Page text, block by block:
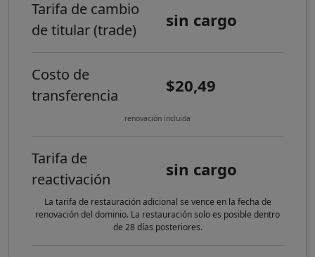
Tarifa de cambio
de titular (trade)
sin cargo
Costo de
transferencia
$20,49
renovación incluida
Tarifa de
reactivación
sin cargo
La tarifa de restauración adicional se vence en la fecha de
renovación del dominio. La restauración solo es posible dentro
de 28 días posteriores.